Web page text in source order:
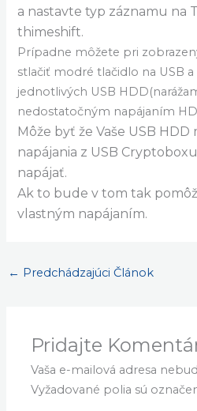
a nastavte typ záznamu na
thimeshift.
Prípadne môžete pri
stlačiť modré tlačidlo na USB
jednotlivých USB
nedostatočným napájaním
Môže byť že Vaše USB
napájania z USB
napájať.
Ak to bude v tom tak
vlastným napájaním.
← Predchádzajúci Článok
Pridajte
Vaša e-mailová adresa
Vyžadované polia sú